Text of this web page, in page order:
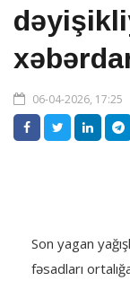
06-04-2026, 17:25
Son yagan
fəsadları